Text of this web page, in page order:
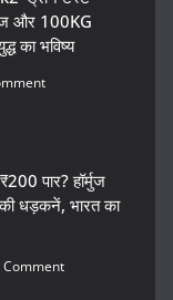
और 100KG
का भविष्य
पार? हॉर्मुज
की धड़कनें, भारत का
Comment